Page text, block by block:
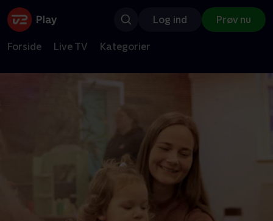
Log ind Prøv nu
Forside Live TV Kategorier